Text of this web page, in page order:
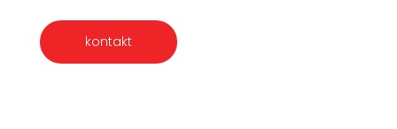
kontakt